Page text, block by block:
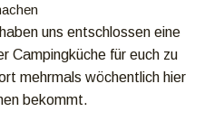
uns entschlossen eine
Campingküche für euch zu
mehrmals wöchentlich hier
bekommt.